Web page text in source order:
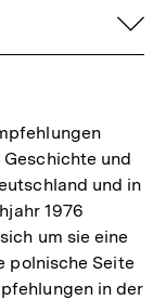
und
und in
1976
um sie eine
polnische Seite
in der